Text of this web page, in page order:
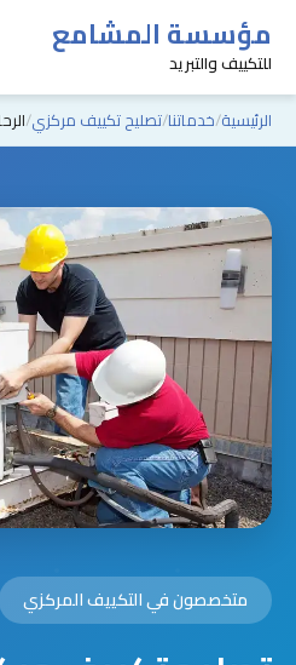
مؤسسة المشامع
للتكييف والتبريد
الرئيسية خدماتنا تصليح تكييف مركزي
متخصصون في التكييف المركزي